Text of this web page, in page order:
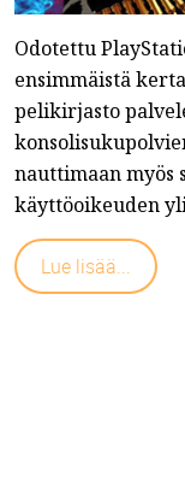
Odotettu
ensimmäistä
pelikirjasto
nauttimaan myös
käyttöoikeuden
Lue lisää...